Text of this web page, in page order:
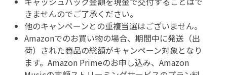
きませんのでご了承ください。
他のキャンペーンとの重複当選はございません。
Amazonでのお買い物の場合、期間中に発送（出
荷）された商品の総額がキャンペーン対象となり
ます。Amazon Primeのお申し込み、Amazon